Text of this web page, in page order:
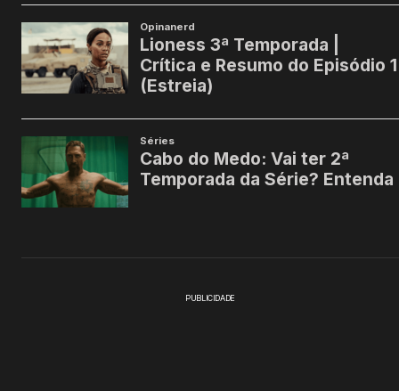
PUBLICIDADE